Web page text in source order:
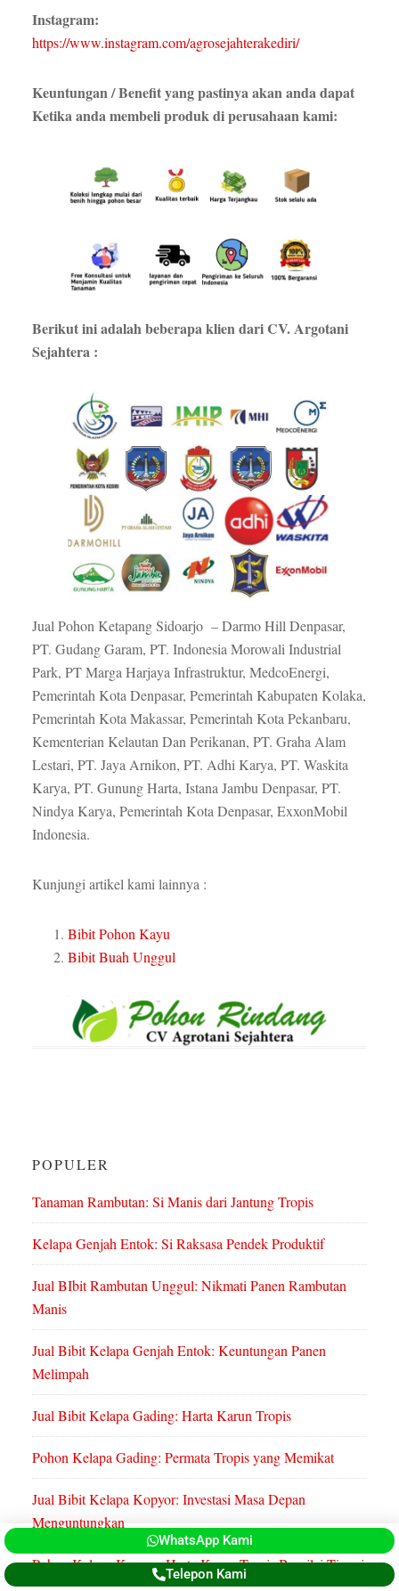
Instagram:
https://www.instagram.com/agrosejahterakediri/
Keuntungan / Benefit yang pastinya akan anda dapat
Ketika anda membeli produk di perusahaan kami:
Berikut ini adalah beberapa klien dari CV. Argotani
Sejahtera :
Jual Pohon Ketapang Sidoarjo – Darmo Hill Denpasar,
PT. Gudang Garam, PT. Indonesia Morowali Industrial
Park, PT Marga Harjaya Infrastruktur, MedcoEnergi,
Pemerintah Kota Denpasar, Pemerintah Kabupaten Kolaka,
Pemerintah Kota Makassar, Pemerintah Kota Pekanbaru,
Kementerian Kelautan Dan Perikanan, PT. Graha Alam
Lestari, PT. Jaya Arnikon, PT. Adhi Karya, PT. Waskita
Karya, PT. Gunung Harta, Istana Jambu Denpasar, PT.
Nindya Karya, Pemerintah Kota Denpasar, ExxonMobil
Indonesia.
Kunjungi artikel kami lainnya :
Bibit Pohon Kayu
Bibit Buah Unggul
POPULER
Tanaman Rambutan: Si Manis dari Jantung Tropis
Kelapa Genjah Entok: Si Raksasa Pendek Produktif
Jual BIbit Rambutan Unggul: Nikmati Panen Rambutan
Manis
Jual Bibit Kelapa Genjah Entok: Keuntungan Panen
Melimpah
Jual Bibit Kelapa Gading: Harta Karun Tropis
Pohon Kelapa Gading: Permata Tropis yang Memikat
Jual Bibit Kelapa Kopyor: Investasi Masa Depan
Menguntungkan
Pohon Kelapa Kopyor: Harta Karun Tropis Bernilai Tinggi
WhatsApp Kami
Telepon Kami